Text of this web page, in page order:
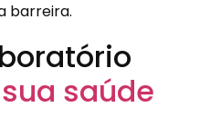
barreira.
saúde